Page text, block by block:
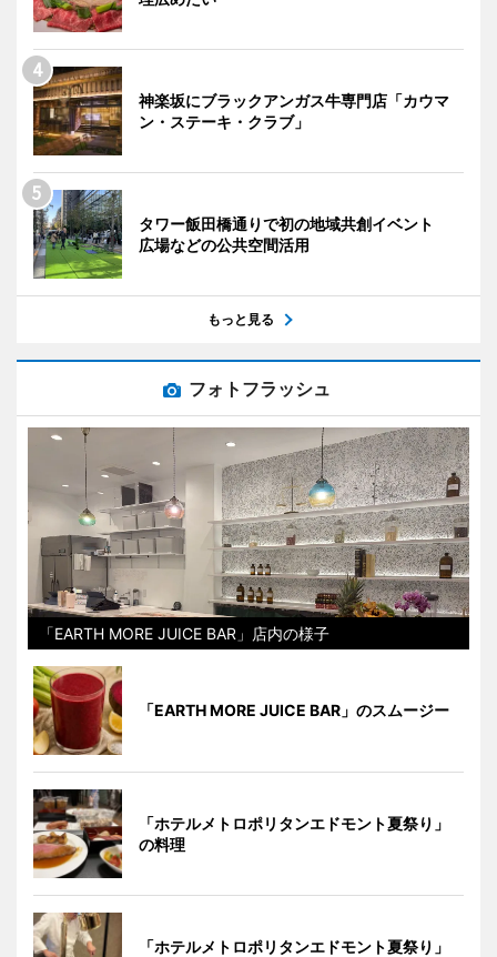
神楽坂にブラックアンガス牛専門店「カウマ
ン・ステーキ・クラブ」
タワー飯田橋通りで初の地域共創イベント
広場などの公共空間活用
もっと見る
フォトフラッシュ
「EARTH MORE JUICE BAR」店内の様子
「EARTH MORE JUICE BAR」のスムージー
「ホテルメトロポリタンエドモント夏祭り」
の料理
「ホテルメトロポリタンエドモント夏祭り」